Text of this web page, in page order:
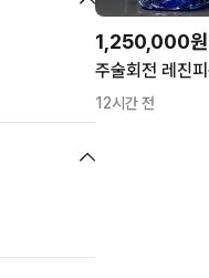
1,250,000원
12시간 전